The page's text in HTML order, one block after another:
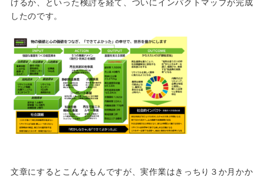
けるか、といった検討を経て、ついにインパクトマップが完成
したのです。
文章にするとこんなもんですが、実作業はきっちり３か月かか